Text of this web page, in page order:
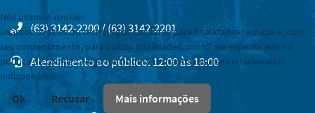
(63) 3142-2200 / (63) 3142-2201
Atendimento ao público: 12:00 às 18:00
Nós usamos cookies
Usamos cookies ou tecnologias similares para finalidades técnicas e, com
seu consentimento, para outras finalidades, conforme especificado na
política de cookies. Negá-los poderá tornar os recursos relacionados
indisponíveis.
Ok Recusar Mais informações